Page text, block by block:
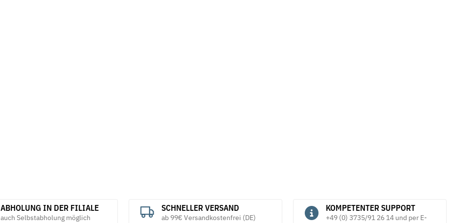
ABHOLUNG IN DER FILIALE
auch Selbstabholung möglich
SCHNELLER VERSAND
ab 99€ Versandkostenfrei (DE)
KOMPETENTER SUPPORT
+49 (0) 3735/91 26 14 und per E-